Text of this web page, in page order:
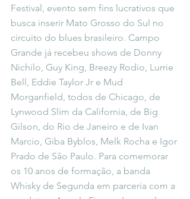
Festival, evento sem fins lucrativos que
busca inserir Mato Grosso do Sul no
circuito do blues brasileiro. Campo
Grande já recebeu shows de Donny
Nichilo, Guy King, Breezy Rodio, Lurrie
Bell, Eddie Taylor Jr e Mud
Morganfield, todos de Chicago, de
Lynwood Slim da California, de Big
Gilson, do Rio de Janeiro e de Ivan
Marcio, Giba Byblos, Melk Rocha e Igor
Prado de São Paulo. Para comemorar
os 10 anos de formação, a banda
Whisky de Segunda em parceria com a